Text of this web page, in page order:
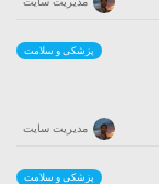
پزشکی و سلامت
مدیریت سایت
پزشکی و سلامت